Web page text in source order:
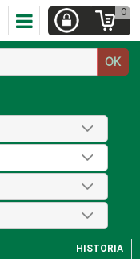
0
OK
HISTORIA